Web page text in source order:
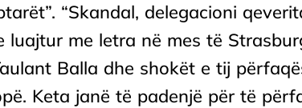
“Skandal, delegacioni
luajtur me letra në mes të
Balla dhe shokët e tij
Keta janë të padenjë për të